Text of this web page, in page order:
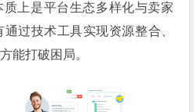
上是平台生态多样化与卖家
过技术工具实现资源整合、
能打破困局。